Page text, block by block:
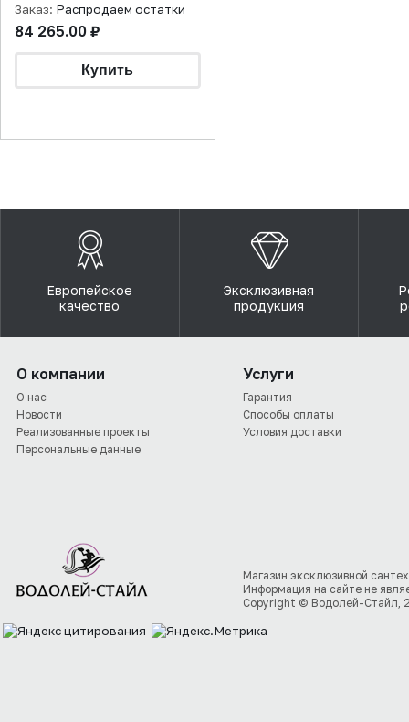
Заказ: Распродаем остатки
84 265.00 ₽
Европейское
качество
Эксклюзивная
продукция
О компании
О нас
Новости
Реализованные проекты
Персональные данные
Услуги
Гарантия
Способы оплаты
Условия доставки
Магазин эксклюзивной
Информация на сайте не
Copyright © Водолей-Стайл,